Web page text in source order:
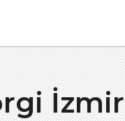
İzmir